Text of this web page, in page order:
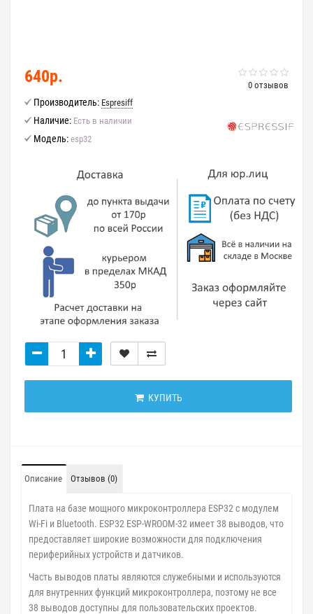
0 отзывов
640р.
Производитель: Espresiff
Наличие: Есть в наличии
Модель: esp32
КУПИТЬ
Описание Отзывов (0)
Плата на базе мощного микроконтроллера ESP32 с модулем
Wi-Fi и Bluetooth. ESP32 ESP-WROOM-32 имеет 38 выводов, что
предоставляет широкие возможности для подключения
периферийных устройств и датчиков.
Часть выводов платы являются служебными и используются
для внутренних функций микроконтроллера, поэтому не все
38 выводов доступны для пользовательских проектов.